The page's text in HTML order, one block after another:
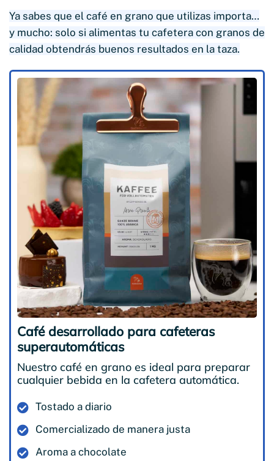
Ya sabes que el café en grano que utilizas importa…
y mucho: solo si alimentas tu cafetera con granos de
calidad obtendrás buenos resultados en la taza.
Café desarrollado para cafeteras
superautomáticas
Nuestro café en grano es ideal para preparar
cualquier bebida en la cafetera automática.
Tostado a diario
Comercializado de manera justa
Aroma a chocolate